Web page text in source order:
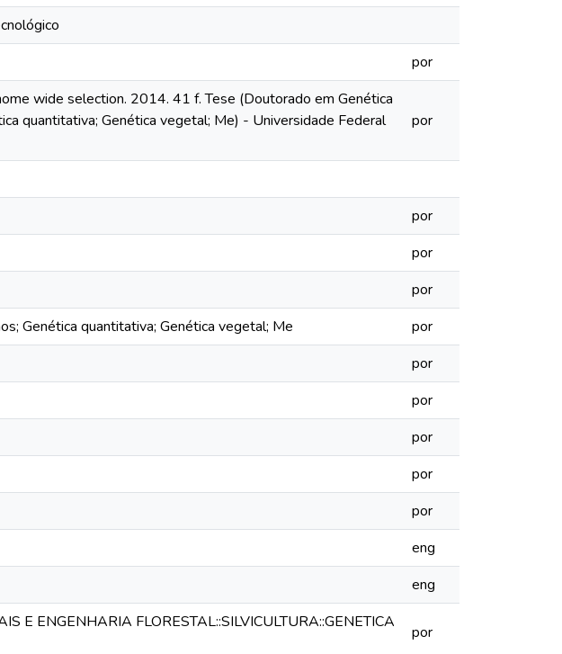
por
wide selection. 2014. 41 f. Tese (Doutorado em Genética
quantitativa; Genética vegetal; Me) - Universidade Federal
por
por
por
por
Genética quantitativa; Genética vegetal; Me
por
por
por
por
por
por
eng
eng
E ENGENHARIA FLORESTAL::SILVICULTURA::GENETICA
por